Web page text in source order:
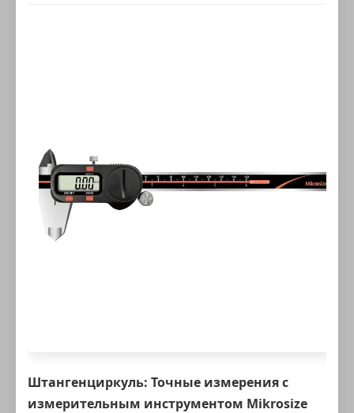
Штангенциркуль: Точные измерения с
измерительным инструментом Mikrosize